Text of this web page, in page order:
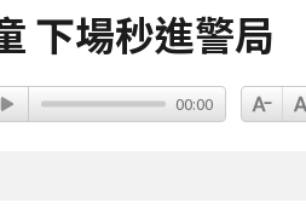
下場秒進警局
00:00